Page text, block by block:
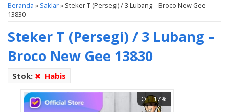
Beranda » Saklar» Steker T (Persegi) / 3 Lubang – Broco New Gee
13830
Steker T (Persegi) / 3 Lubang –
Broco New Gee 13830
Stok: Habis
OFF 17%